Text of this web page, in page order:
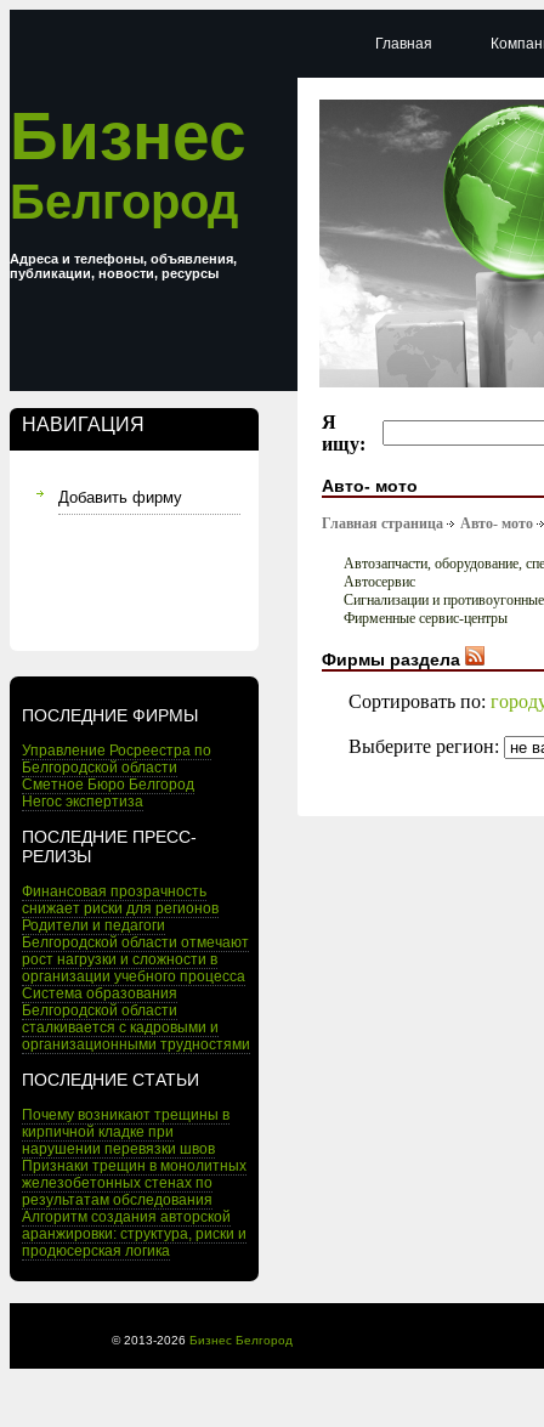
Бизнес
Белгород
Адреса и телефоны, объявления,
публикации, новости, ресурсы
НАВИГАЦИЯ
Добавить фирму
ПОСЛЕДНИЕ ФИРМЫ
Управление Росреестра по
Белгородской области
Сметное Бюро Белгород
Негос экспертиза
ПОСЛЕДНИЕ ПРЕСС-
РЕЛИЗЫ
Финансовая прозрачность
снижает риски для регионов
Родители и педагоги
Белгородской области отмечают
рост нагрузки и сложности в
организации учебного процесса
Система образования
Белгородской области
сталкивается с кадровыми и
организационными трудностями
ПОСЛЕДНИЕ СТАТЬИ
Почему возникают трещины в
кирпичной кладке при
нарушении перевязки швов
Признаки трещин в монолитных
железобетонных стенах по
результатам обследования
Алгоритм создания авторской
аранжировки: структура, риски и
продюсерская логика
Главная
Я
ищу:
Авто- мото
Главная страница Авто- мото
Автозапчасти, оборудование,
Автосервис
Сигнализации и
Фирменные сервис-центры
Фирмы раздела
Сортировать по:
Выберите регион:
© 2013-2026 Бизнес Белгород